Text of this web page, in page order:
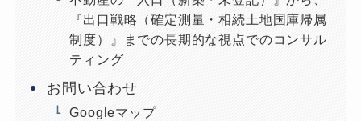
『出口戦略（確定測量・相続土地国庫帰属
制度）』までの長期的な視点でのコンサル
ティング
お問い合わせ
Googleマップ